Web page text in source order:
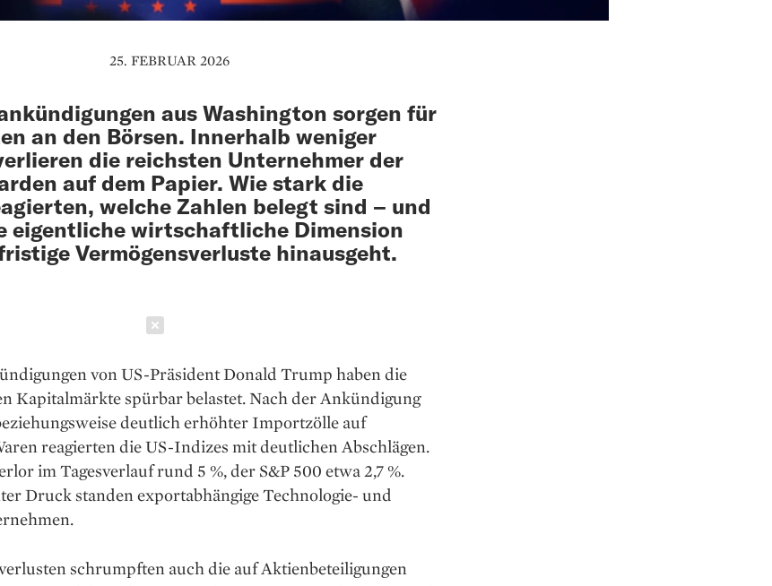
25. FEBRUAR 2026
aus Washington sorgen für
an den Börsen. Innerhalb weniger
die reichsten Unternehmer der
auf dem Papier. Wie stark die
welche Zahlen belegt sind – und
eigentliche wirtschaftliche Dimension
Vermögensverluste hinausgeht.
von US-Präsident Donald Trump haben die
Kapitalmärkte spürbar belastet. Nach der Ankündigung
deutlich erhöhter Importzölle auf
reagierten die US-Indizes mit deutlichen Abschlägen.
im Tagesverlauf rund 5 %, der S&P 500 etwa 2,7 %.
Druck standen exportabhängige Technologie- und
schrumpften auch die auf Aktienbeteiligungen